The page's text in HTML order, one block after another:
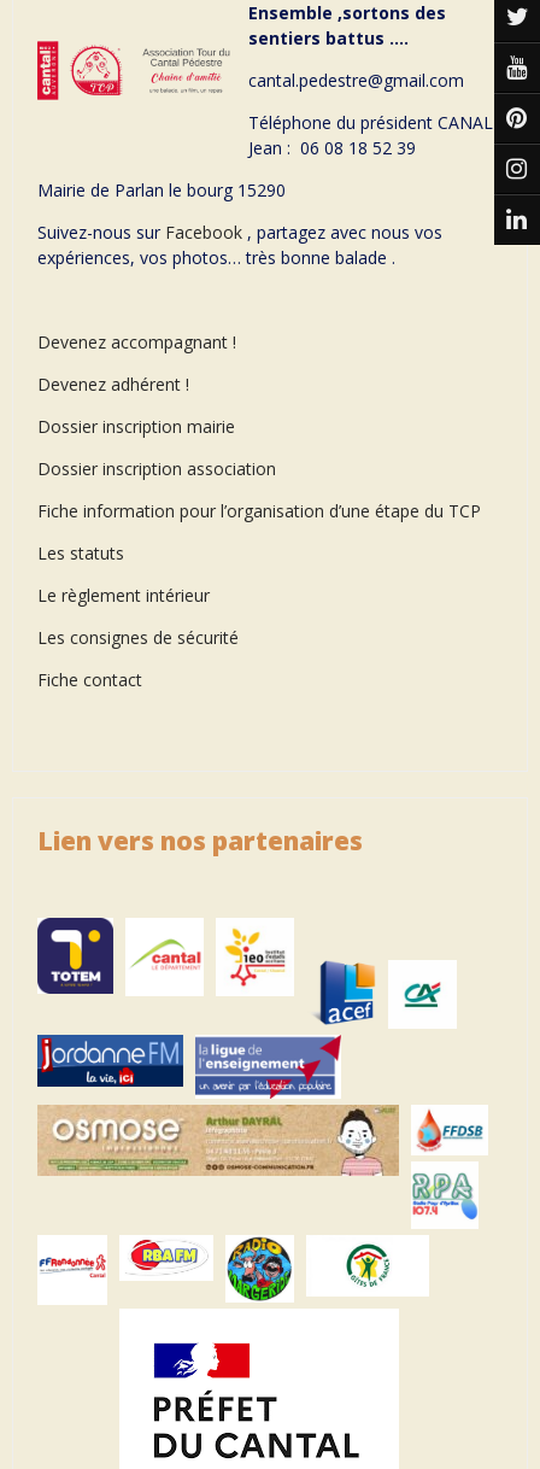
Ensemble ,sortons des
sentiers battus ….
cantal.pedestre@gmail.com
Téléphone du président CANAL
Jean : 06 08 18 52 39
Mairie de Parlan le bourg 15290
Suivez-nous sur Facebook , partagez avec nous vos
expériences, vos photos… très bonne balade .
Devenez accompagnant !
Devenez adhérent !
Dossier inscription mairie
Dossier inscription association
Fiche information pour l’organisation d’une étape du TCP
Les statuts
Le règlement intérieur
Les consignes de sécurité
Fiche contact
Lien vers nos partenaires